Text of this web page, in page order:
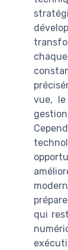
vue,
qui